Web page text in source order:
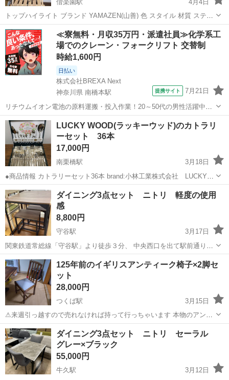
偕楽園駅
4月4日
トップハイライト ブランド YAMAZEN(山善) 色 スタイル 材質 ステン
レス鋼 商品の寸法 39奥行き x 11.5幅 x 19.5高さ cm 商品用途・使用
方法 パン ワット数 1300 約...
茨城 東茨城郡 偕楽園駅 ダイニングセット 山善
≪寮無料・月収35万円・派遣社員≫化学系工
場でのクレーン・フォークリフト 交替制
時給1,600円
日払い
株式会社BREXA Next
神奈川県 南橋本駅
提携サイト 7月21日
リチウムイオン電池の原料運搬・投入作業！20～50代の男性活躍中★
ワンルーム寮完備！赴任旅費会社負担！年間休日130日★フォークリフ
ト免許お持ちの方、活躍中！就業先食堂利用可★《神奈川県相模原
市》 人気の工場のお仕事 ◇電...
神奈川 相模原市
LUCKY WOOD(ラッキーウッド)のカトラリ
ーセット 36本
17,000円
南栗橋駅
3月18日
●商品情報 カトラリーセット36本 brand:小林工業株式会社 LUCKY
WOOD color:ケース→グリーン、カトラリー→シルバーメイン(ゴール
ド2本のみ) size:約縦29.5cm×横38.5cm×高さ6.5cm...
茨城 猿島郡 南栗橋駅 ダイニングセット スプーン
ダイニング3点セット ニトリ 軽度の使用
感
8,800円
守谷駅
3月17日
関東鉄道常総線「守谷駅」より徒歩３分、 中央西口を出て駅前通り沿
いアクロスプラザ守谷内 共有コインパーキング51台【店舗のご利用で
最大120分無料】 トレジャーファクトリー守谷店です。 ※はじめに必
ずお読...
茨城 守谷市 守谷駅 ダイニングセット 店舗
125年前のイギリスアンティーク椅子×2脚セ
ット
28,000円
つくば駅
3月15日
⚠来週引っ越すので売れなければ持って行っちゃいます 本物のアンテ
ィーク125年は経っている イギリスアンティークの椅子 2脚セッ
ト！！ 新しく買うと今1脚30000円するものです ポイント▶▶座面外
れるのでタッカーでご自...
茨城 つくば市 つくば駅 ダイニングセット イギリス
ダイニング3点セット ニトリ セーラル
グレー×ブラック
55,000円
牛久駅
3月12日